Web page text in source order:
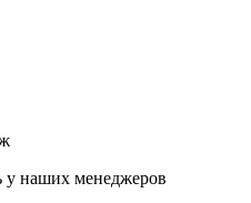
у наших менеджеров